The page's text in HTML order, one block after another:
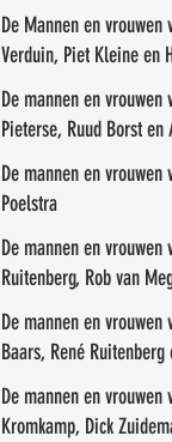
De Mannen en vrouwen
Verduin, Piet Kleine en
Benthem
De mannen en vrouwen
Pieterse, Ruud Borst en
De mannen en
Poelstra
De mannen en vrouwen
Ruitenberg, Rob van
de Marreiros
De mannen en vrouwen
Baars, René
De mannen en vrouwen
Kromkamp, Dick